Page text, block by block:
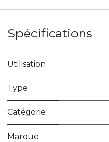
Spécifications
Utilisation
Type
Catégorie
Marque